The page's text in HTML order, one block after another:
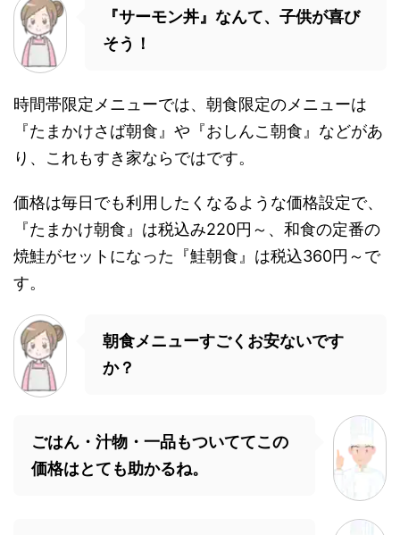
『サーモン丼』なんて、子供が喜び
そう！
時間帯限定メニューでは、朝食限定のメニューは
『たまかけさば朝食』や『おしんこ朝食』などがあ
り、これもすき家ならではです。
価格は毎日でも利用したくなるような価格設定で、
『たまかけ朝食』は税込み220円～、和食の定番の
焼鮭がセットになった『鮭朝食』は税込360円～で
す。
朝食メニューすごくお安ないです
か？
ごはん・汁物・一品もついててこの
価格はとても助かるね。